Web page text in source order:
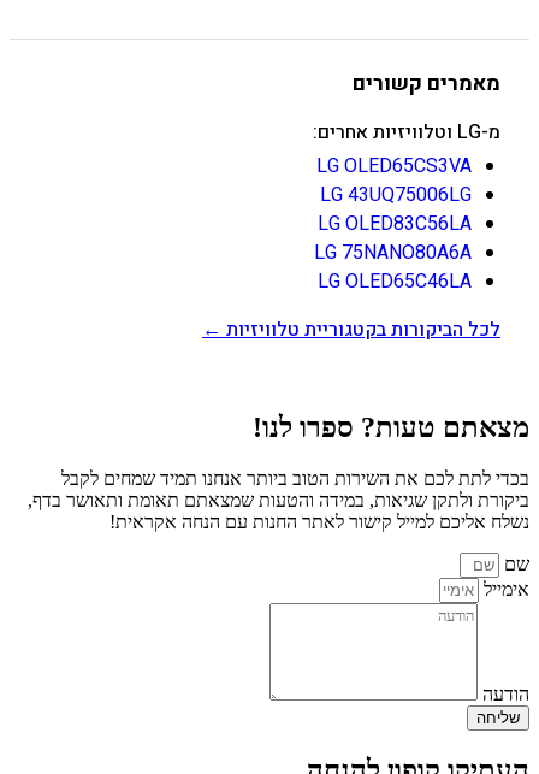
מאמרים קשורים
מ-LG וטלוויזיות אחרים:
LG OLED65CS3VA
LG 43UQ75006LG
LG OLED83C56LA
LG 75NANO80A6A
LG OLED65C46LA
לכל הביקורות בקטגוריית טלוויזיות ←
מצאתם טעות? ספרו לנו!
בכדי לתת לכם את השירות הטוב ביותר אנחנו תמיד שמחים לקבל
ביקורת ולתקן שגיאות, במידה והטעות שמצאתם תאומת ותאושר בדף,
נשלח אליכם למייל קישור לאתר החנות עם הנחה אקראית!
שם
אימייל
הודעה
שליחה